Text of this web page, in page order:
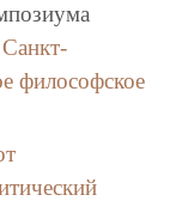
Санкт-
философское